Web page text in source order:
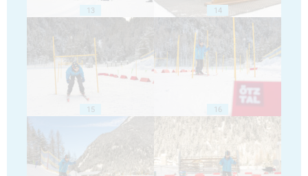
13 14
15 16